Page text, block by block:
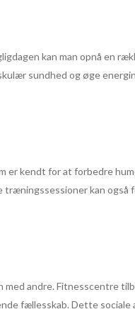
kan man opnå en
sundhed og øge
er kendt for at forbedre
kan også
andre. Fitnesscentre
fællesskab. Dette